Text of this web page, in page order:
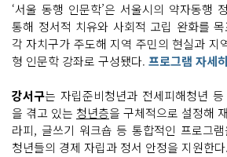
‘서울 동행 인문학’은 서울시의 약자동행
통해 정서적 치유와 사회적 고립 완화를
각 자치구가 주도해 지역 주민의 현실과 지
형 인문학 강좌로 구성됐다. 프로그램 자세
강서구는 자립준비청년과 전세피해청년
을 겪고 있는 청년층을 구체적으로 설정해
라피, 글쓰기 워크숍 등 통합적인 프로그
청년들의 경제 자립과 정서 안정을 지원한다.